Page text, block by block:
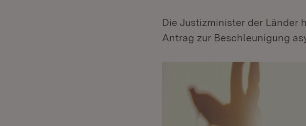
Die Justizminister der Länder
Antrag zur Beschleunigung